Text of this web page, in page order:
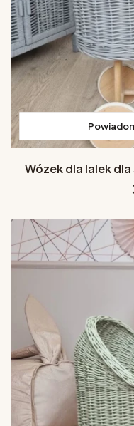
Wózek dla lalek